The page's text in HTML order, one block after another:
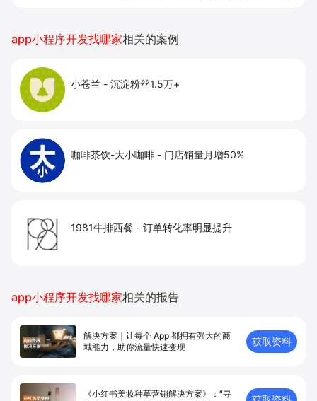
app小程序开发找哪家相关的案例
小苍兰 - 沉淀粉丝1.5万+
咖啡茶饮-大小咖啡 - 门店销量月增50%
1981牛排西餐 - 订单转化率明显提升
app小程序开发找哪家相关的报告
解决方案｜让每个 App 都拥有强⼤的商
城能⼒，助你流量快速变现
获取资料
《小红书美妆种草营销解决方案》：“寻